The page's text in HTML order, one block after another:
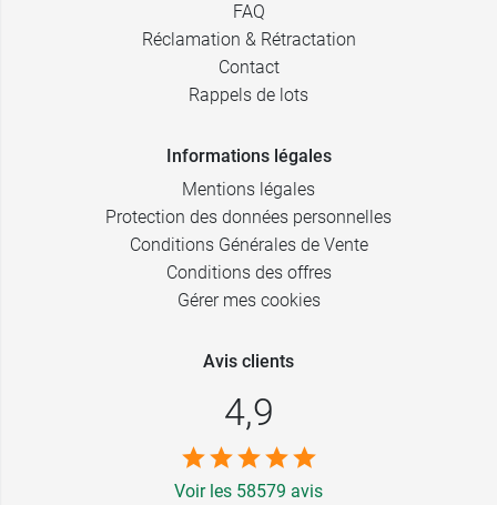
FAQ
Réclamation & Rétractation
Contact
Rappels de lots
Informations légales
Mentions légales
Protection des données personnelles
Conditions Générales de Vente
Conditions des offres
Gérer mes cookies
Avis clients
4,9
Voir les 58579 avis